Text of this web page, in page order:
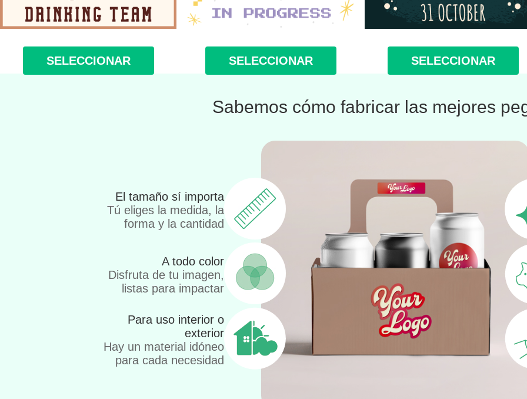
SELECCIONAR SELECCIONAR SELECCIONAR
Sabemos cómo fabricar las mejores
El tamaño sí importa
Tú eliges la medida, la
forma y la cantidad
A todo color
Disfruta de tu imagen,
listas para impactar
Para uso interior o
exterior
Hay un material idóneo
para cada necesidad